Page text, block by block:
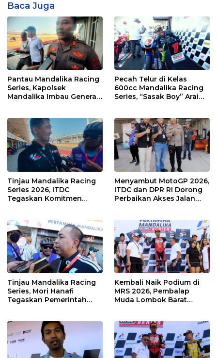
Baca Juga
Pantau Mandalika Racing
Series, Kapolsek
Mandalika Imbau Generasi
Pecah Telur di Kelas
600cc Mandalika Racing
Series, “Sasak Boy” Arai
Tinjau Mandalika Racing
Series 2026, ITDC
Tegaskan Komitmen
Kawasan
Menyambut MotoGP 2026,
ITDC dan DPR RI Dorong
Perbaikan Akses Jalan
Tinjau Mandalika Racing
Series, Mori Hanafi
Tegaskan Pemerintah
Kembali Naik Podium di
MRS 2026, Pembalap
Muda Lombok Barat